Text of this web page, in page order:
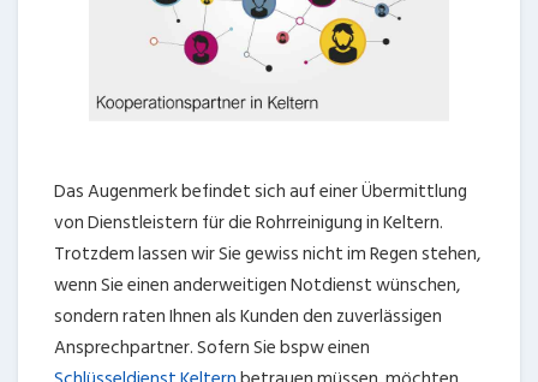
Das Augenmerk befindet sich auf einer Übermittlung
von Dienstleistern für die Rohrreinigung in Keltern.
Trotzdem lassen wir Sie gewiss nicht im Regen stehen,
wenn Sie einen anderweitigen Notdienst wünschen,
sondern raten Ihnen als Kunden den zuverlässigen
Ansprechpartner. Sofern Sie bspw einen